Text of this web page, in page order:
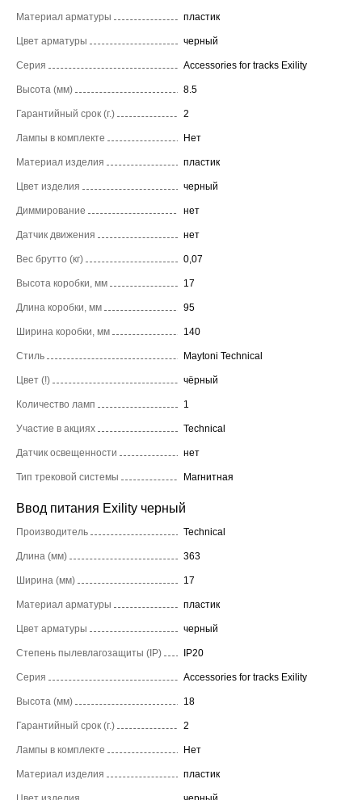
Материал арматуры пластик
Цвет арматуры черный
Серия Accessories for tracks Exility
Высота (мм) 8.5
Гарантийный срок (г.) 2
Лампы в комплекте Нет
Материал изделия пластик
Цвет изделия черный
Диммирование нет
Датчик движения нет
Вес брутто (кг) 0,07
Высота коробки, мм 17
Длина коробки, мм 95
Ширина коробки, мм 140
Стиль Maytoni Technical
Цвет (!) чёрный
Количество ламп 1
Участие в акциях Technical
Датчик освещенности нет
Тип трековой системы Магнитная
Ввод питания Exility черный
Производитель Technical
Длина (мм) 363
Ширина (мм) 17
Материал арматуры пластик
Цвет арматуры черный
Степень пылевлагозащиты (IP) IP20
Серия Accessories for tracks Exility
Высота (мм) 18
Гарантийный срок (г.) 2
Лампы в комплекте Нет
Материал изделия пластик